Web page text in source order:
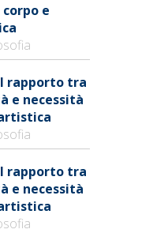
corpo e
rapporto tra
e necessità
rapporto tra
e necessità